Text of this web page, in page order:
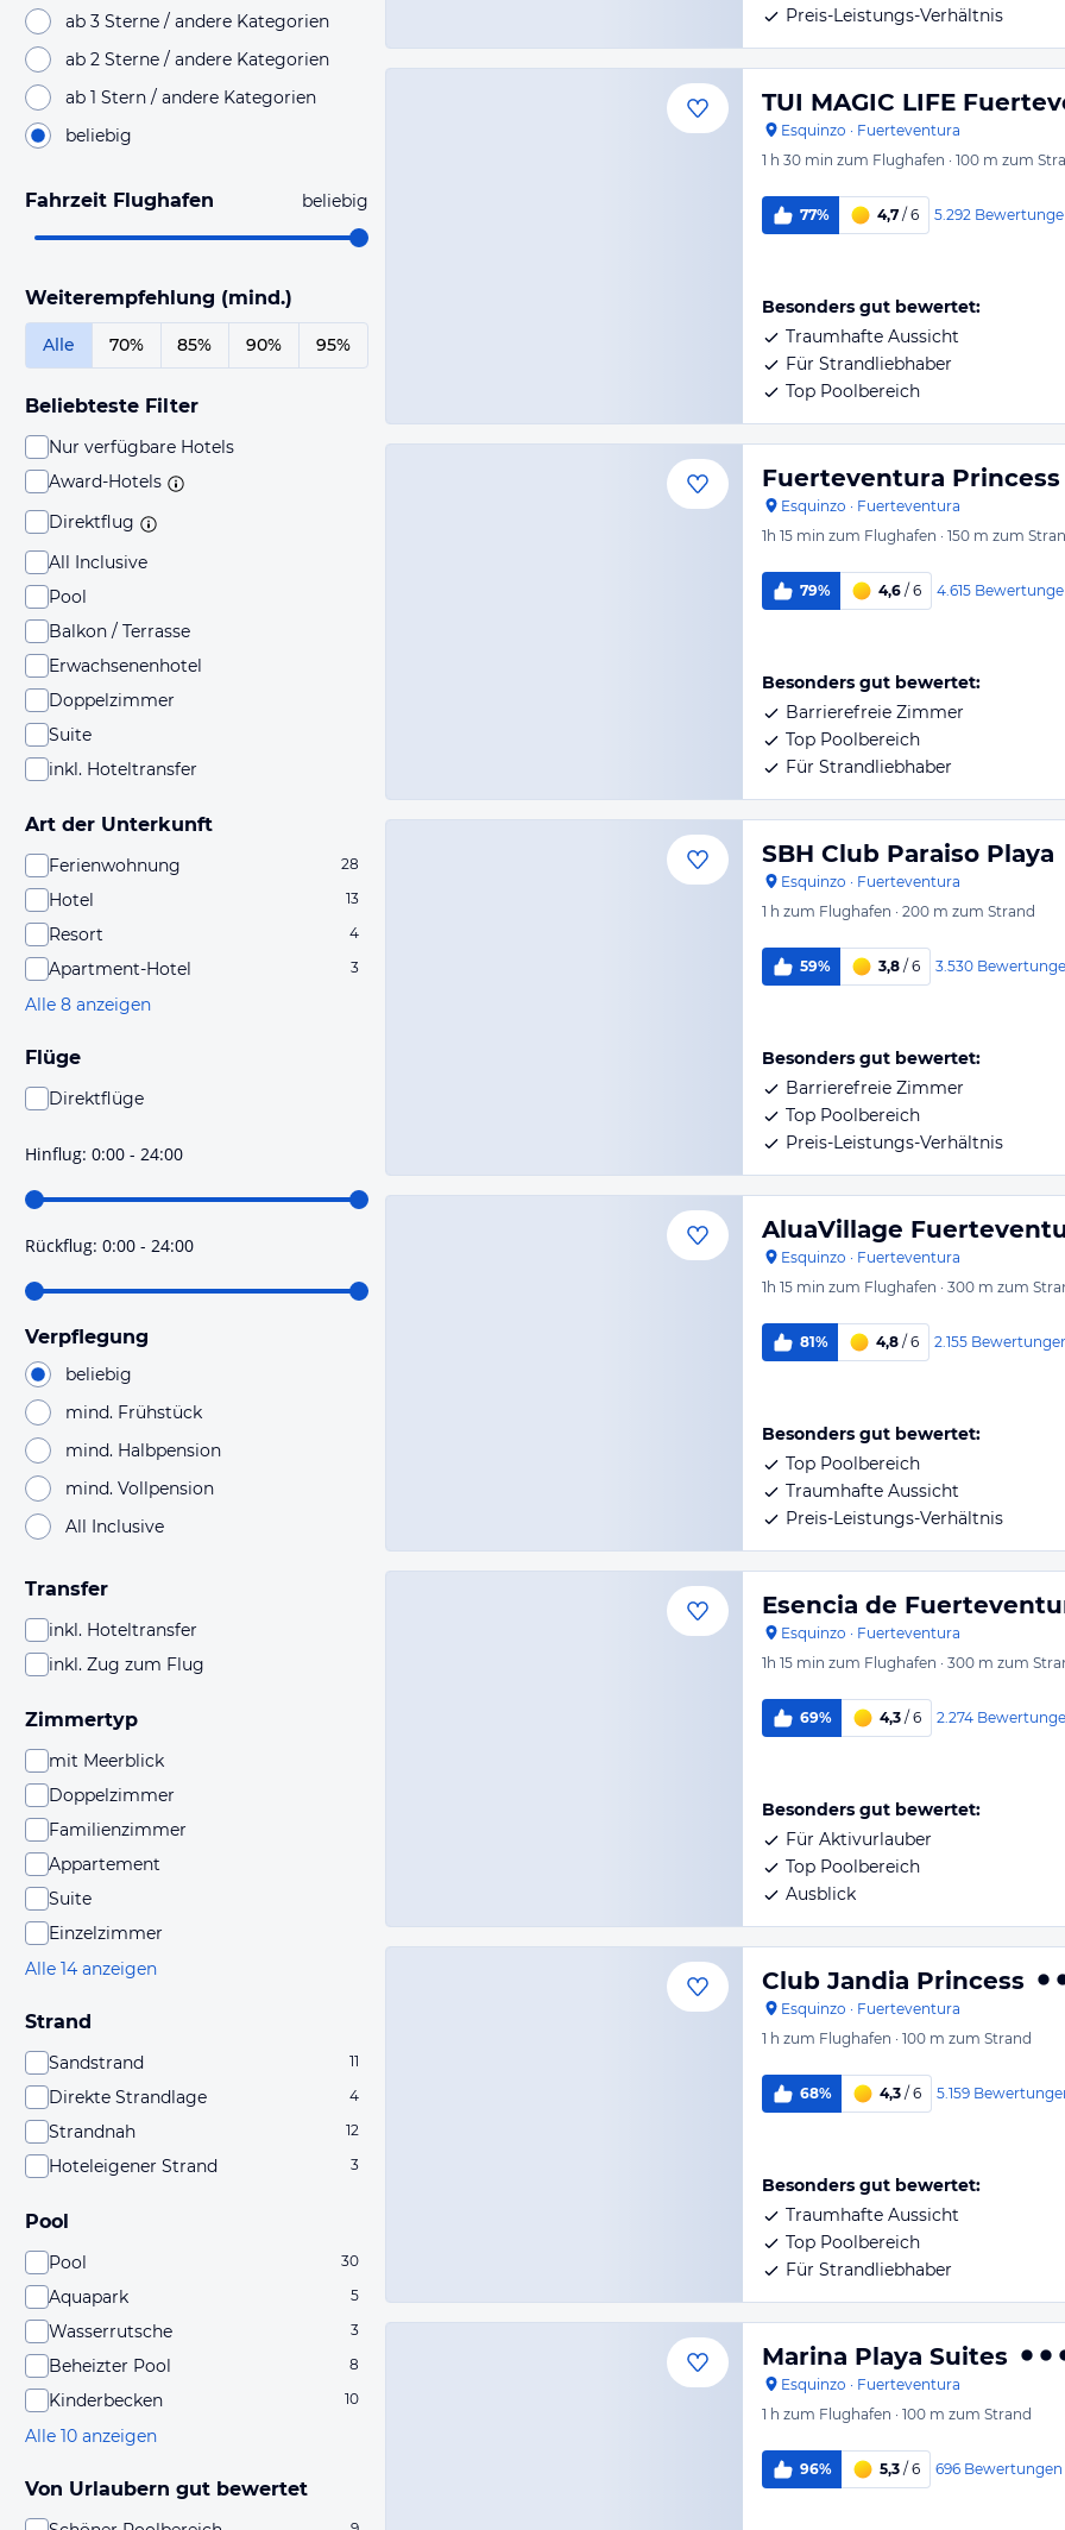
ab 3 Sterne / andere Kategorien
ab 2 Sterne / andere Kategorien
ab 1 Stern / andere Kategorien
beliebig
Fahrzeit Flughafen beliebig
Weiterempfehlung (mind.)
Alle 70% 85% 90% 95%
Beliebteste Filter
Nur verfügbare Hotels
Award-Hotels
Direktflug
All Inclusive
Pool
Balkon / Terrasse
Erwachsenenhotel
Doppelzimmer
Suite
inkl. Hoteltransfer
Art der Unterkunft
Ferienwohnung 28
Hotel 13
Resort 4
Apartment-Hotel 3
Alle 8 anzeigen
Flüge
Direktflüge
hoher Wahrscheinlichkeit Direktflüge sind. Bitte
prüfe vor der Buchung noch einmal die Flugdetails.
Hinflug: 0:00 - 24:00
Rückflug: 0:00 - 24:00
Verpflegung
beliebig
mind. Frühstück
mind. Halbpension
mind. Vollpension
All Inclusive
Transfer
inkl. Hoteltransfer
inkl. Zug zum Flug
Zimmertyp
mit Meerblick
Doppelzimmer
Familienzimmer
Appartement
Suite
Einzelzimmer
Alle 14 anzeigen
Strand
Sandstrand 11
Direkte Strandlage 4
Strandnah 12
Hoteleigener Strand 3
Pool
Pool 30
Aquapark 5
Wasserrutsche 3
Beheizter Pool 8
Kinderbecken 10
Alle 10 anzeigen
Von Urlaubern gut bewertet
Preis-Leistungs-Verhältnis
TUI MAGIC LIFE
Esquinzo · Fuerteventura
1 h 30 min zum Flughafen · 100 m zum
77% 4,7 / 6 5.292
Besonders gut bewertet:
Traumhafte Aussicht
Für Strandliebhaber
Top Poolbereich
Fuerteventura Princess
Esquinzo · Fuerteventura
1h 15 min zum Flughafen · 150 m zum
79% 4,6 / 6 4.615
Besonders gut bewertet:
Barrierefreie Zimmer
Top Poolbereich
Für Strandliebhaber
SBH Club Paraiso Playa
Esquinzo · Fuerteventura
1 h zum Flughafen · 200 m zum Strand
59% 3,8 / 6 3.530
Besonders gut bewertet:
Barrierefreie Zimmer
Top Poolbereich
Preis-Leistungs-Verhältnis
AluaVillage
Esquinzo · Fuerteventura
1h 15 min zum Flughafen · 300 m zum
81% 4,8 / 6 2.155
Besonders gut bewertet:
Top Poolbereich
Traumhafte Aussicht
Preis-Leistungs-Verhältnis
Esencia de
Esquinzo · Fuerteventura
1h 15 min zum Flughafen · 300 m zum
69% 4,3 / 6 2.274
Besonders gut bewertet:
Für Aktivurlauber
Top Poolbereich
Ausblick
Club Jandia Princess
Esquinzo · Fuerteventura
1 h zum Flughafen · 100 m zum Strand
68% 4,3 / 6 5.159
Besonders gut bewertet:
Traumhafte Aussicht
Top Poolbereich
Für Strandliebhaber
Marina Playa Suites
Esquinzo · Fuerteventura
1 h zum Flughafen · 100 m zum Strand
96% 5,3 / 6 696 Bewertungen